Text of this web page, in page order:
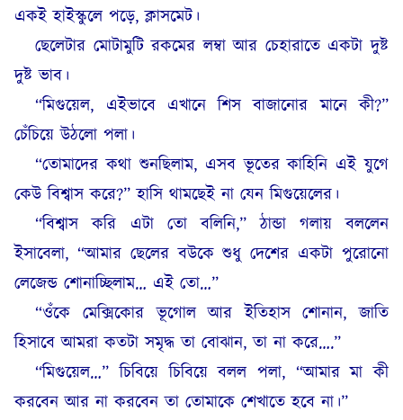
একই হাইস্কুলে পড়ে, ক্লাসমেট।
ছেলেটার মোটামুটি রকমের লম্বা আর চেহারাতে একটা দুষ্ট
দুষ্ট ভাব।
“মিগুয়েল, এইভাবে এখানে শিস বাজানোর মানে কী?”
চেঁচিয়ে উঠলো পলা।
“তোমাদের কথা শুনছিলাম, এসব ভূতের কাহিনি এই যুগে
কেউ বিশ্বাস করে?” হাসি থামছেই না যেন মিগুয়েলের।
“বিশ্বাস করি এটা তো বলিনি,” ঠান্ডা গলায় বললেন
ইসাবেলা, “আমার ছেলের বউকে শুধু দেশের একটা পুরোনো
লেজেন্ড শোনাচ্ছিলাম… এই তো…”
“ওঁকে মেক্সিকোর ভূগোল আর ইতিহাস শোনান, জাতি
হিসাবে আমরা কতটা সমৃদ্ধ তা বোঝান, তা না করে….”
“মিগুয়েল…” চিবিয়ে চিবিয়ে বলল পলা, “আমার মা কী
করবেন আর না করবেন তা তোমাকে শেখাতে হবে না।”